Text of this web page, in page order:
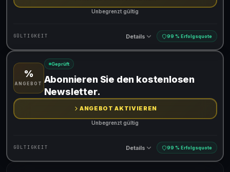
Unbegrenzt gültig
GÜLTIGKEIT Details 99 % Erfolgsquote
Gültig für teilnehmende Produkte
%
ANGEBOT
Geprüft
Abonnieren Sie den kostenlosen
Newsletter.
ANGEBOT AKTIVIEREN
Unbegrenzt gültig
GÜLTIGKEIT Details 99 % Erfolgsquote